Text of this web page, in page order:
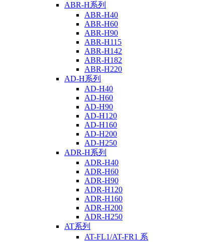
ABR-H系列
ABR-H40
ABR-H60
ABR-H90
ABR-H115
ABR-H142
ABR-H182
ABR-H220
AD-H系列
AD-H40
AD-H60
AD-H90
AD-H120
AD-H160
AD-H200
AD-H250
ADR-H系列
ADR-H40
ADR-H60
ADR-H90
ADR-H120
ADR-H160
ADR-H200
ADR-H250
AT系列
AT-FL1/AT-FR1 系